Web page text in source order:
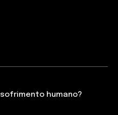
sofrimento humano?